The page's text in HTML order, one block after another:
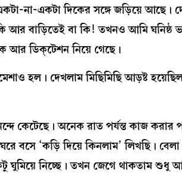
না-একটা দিকের সঙ্গে জড়িয়ে
বাড়িতেই বা কি! তখনও আমি ঘনিষ্ঠ
আর ডিক্‌টেশন নিয়ে গেছে।
হল। দেখলাম মিছিমিছি আড়ষ্ট
কেটেছে। অনেক রাত পর্যন্ত কাজ করার
বসে ‘কড়ি দিয়ে কিনলাম’ লিখছি।
ঘুমিয়ে নিচ্ছে। তখন জেগে থাকতাম